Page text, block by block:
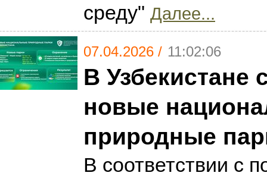
среду" Далее...
07.04.2026 / 11:02:06
В Узбекистане
новые
природные
В соответствии с